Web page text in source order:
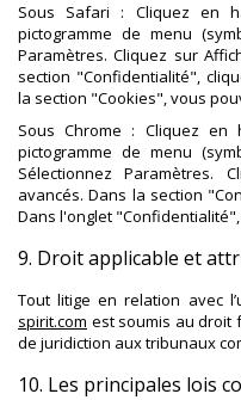
Sous Safari : Cliquez en
pictogramme de menu
Paramètres. Cliquez sur
section "Confidentialité",
la section "Cookies", vous
Sous Chrome : Cliquez
pictogramme de menu
Sélectionnez Paramètres.
avancés. Dans la section
Dans l'onglet
9. Droit applicable et
Tout litige en relation avec
spirit.com est soumis au droit
de juridiction aux tribunaux
10. Les principales lois